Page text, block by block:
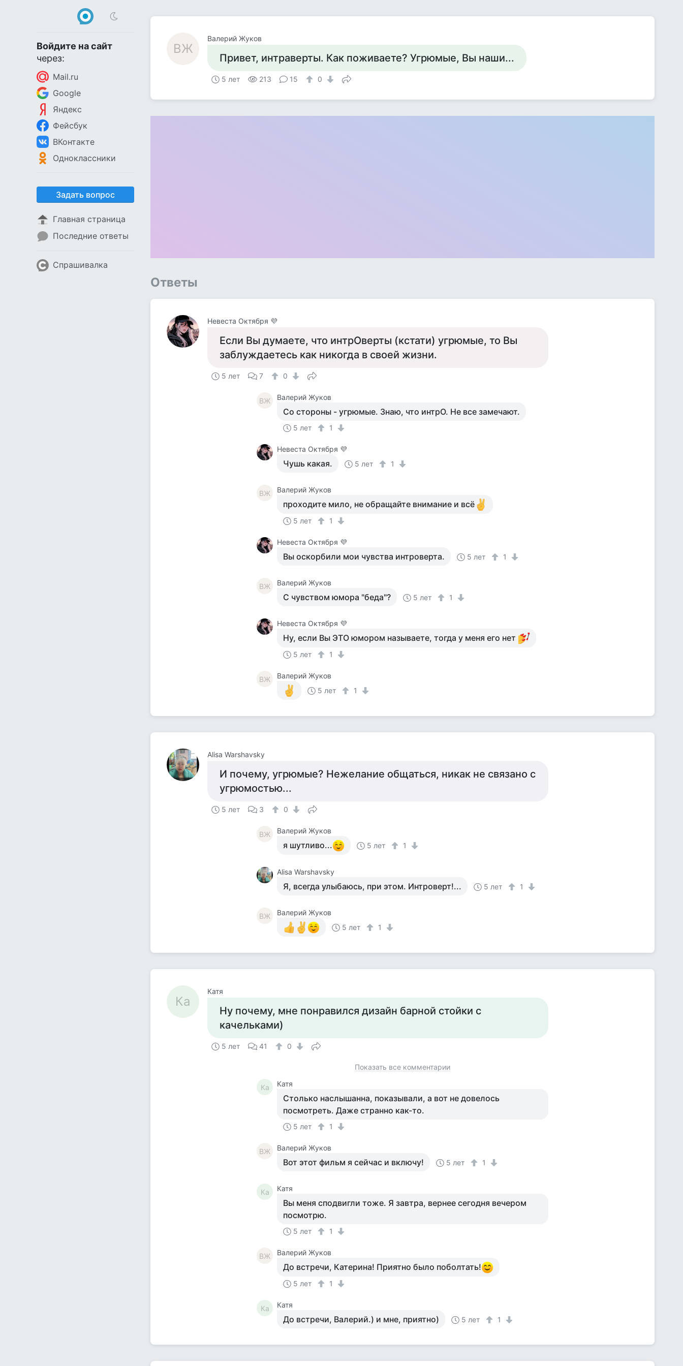
Войдите на сайт
через:
Mail.ru
Google
Яндекс
Фейсбук
ВКонтакте
Одноклассники
Задать вопрос
Главная страница
Последние ответы
Спрашивалка
ВЖ
Валерий Жуков
Привет, интраверты. Как поживаете? Угрюмые, Вы наши...
5 лет 213 15 0
Ответы
Невеста Октября 💜
Если Вы думаете, что интрОверты (кстати) угрюмые, то Вы
заблуждаетесь как никогда в своей жизни.
5 лет 7 0
ВЖ Валерий Жуков
Со стороны - угрюмые. Знаю, что интрО. Не все замечают.
5 лет 1
Невеста Октября 💜
Чушь какая. 5 лет 1
ВЖ Валерий Жуков
проходите мило, не обращайте внимание и всё
5 лет 1
Невеста Октября 💜
Вы оскорбили мои чувства интроверта. 5 лет 1
ВЖ Валерий Жуков
С чувством юмора "беда"? 5 лет 1
Невеста Октября 💜
Ну, если Вы ЭТО юмором называете, тогда у меня его нет
5 лет 1
ВЖ
Валерий Жуков
5 лет
1
Alisa Warshavsky
И почему, угрюмые? Нежелание общаться, никак не связано с
угрюмостью...
5 лет 3 0
ВЖ Валерий Жуков
я шутливо... 5 лет 1
Alisa Warshavsky
Я, всегда улыбаюсь, при этом. Интроверт!... 5 лет 1
ВЖ
Валерий Жуков
5 лет
1
Ка
Катя
Ну почему, мне понравился дизайн барной стойки с
качельками)
5 лет 41 0
Показать все комментарии
Ка Катя
Столько наслышанна, показывали, а вот не довелось
посмотреть. Даже странно как-то.
5 лет 1
ВЖ Валерий Жуков
Вот этот фильм я сейчас и включу! 5 лет 1
Ка Катя
Вы меня сподвигли тоже. Я завтра, вернее сегодня вечером
посмотрю.
5 лет 1
ВЖ Валерий Жуков
До встречи, Катерина! Приятно было поболтать!
5 лет 1
Ка Катя
До встречи, Валерий.) и мне, приятно) 5 лет 1